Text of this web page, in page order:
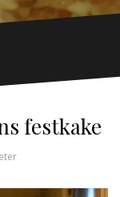
festkake